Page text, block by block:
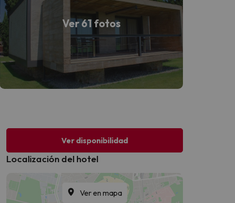
Ver 61 fotos
Ver disponibilidad
Localización del hotel
Ver en mapa